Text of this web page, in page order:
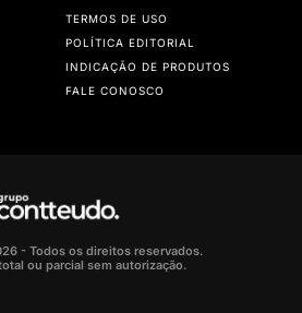
TERMOS DE USO
POLÍTICA EDITORIAL
INDICAÇÃO DE PRODUTOS
FALE CONOSCO
- Todos os direitos reservados.
ou parcial sem autorização.